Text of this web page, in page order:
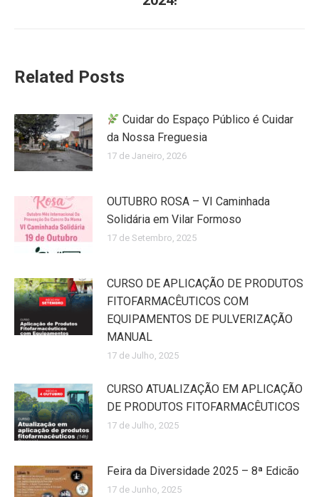
Related Posts
Cuidar do Espaço Público é Cuidar
da Nossa Freguesia
17 de Janeiro, 2026
OUTUBRO ROSA – VI Caminhada
Solidária em Vilar Formoso
17 de Setembro, 2025
CURSO DE APLICAÇÃO DE PRODUTOS
FITOFARMACÊUTICOS COM
EQUIPAMENTOS DE PULVERIZAÇÃO
MANUAL
17 de Julho, 2025
CURSO ATUALIZAÇÃO EM APLICAÇÃO
DE PRODUTOS FITOFARMACÊUTICOS
17 de Julho, 2025
Feira da Diversidade 2025 – 8ª Edicão
17 de Junho, 2025